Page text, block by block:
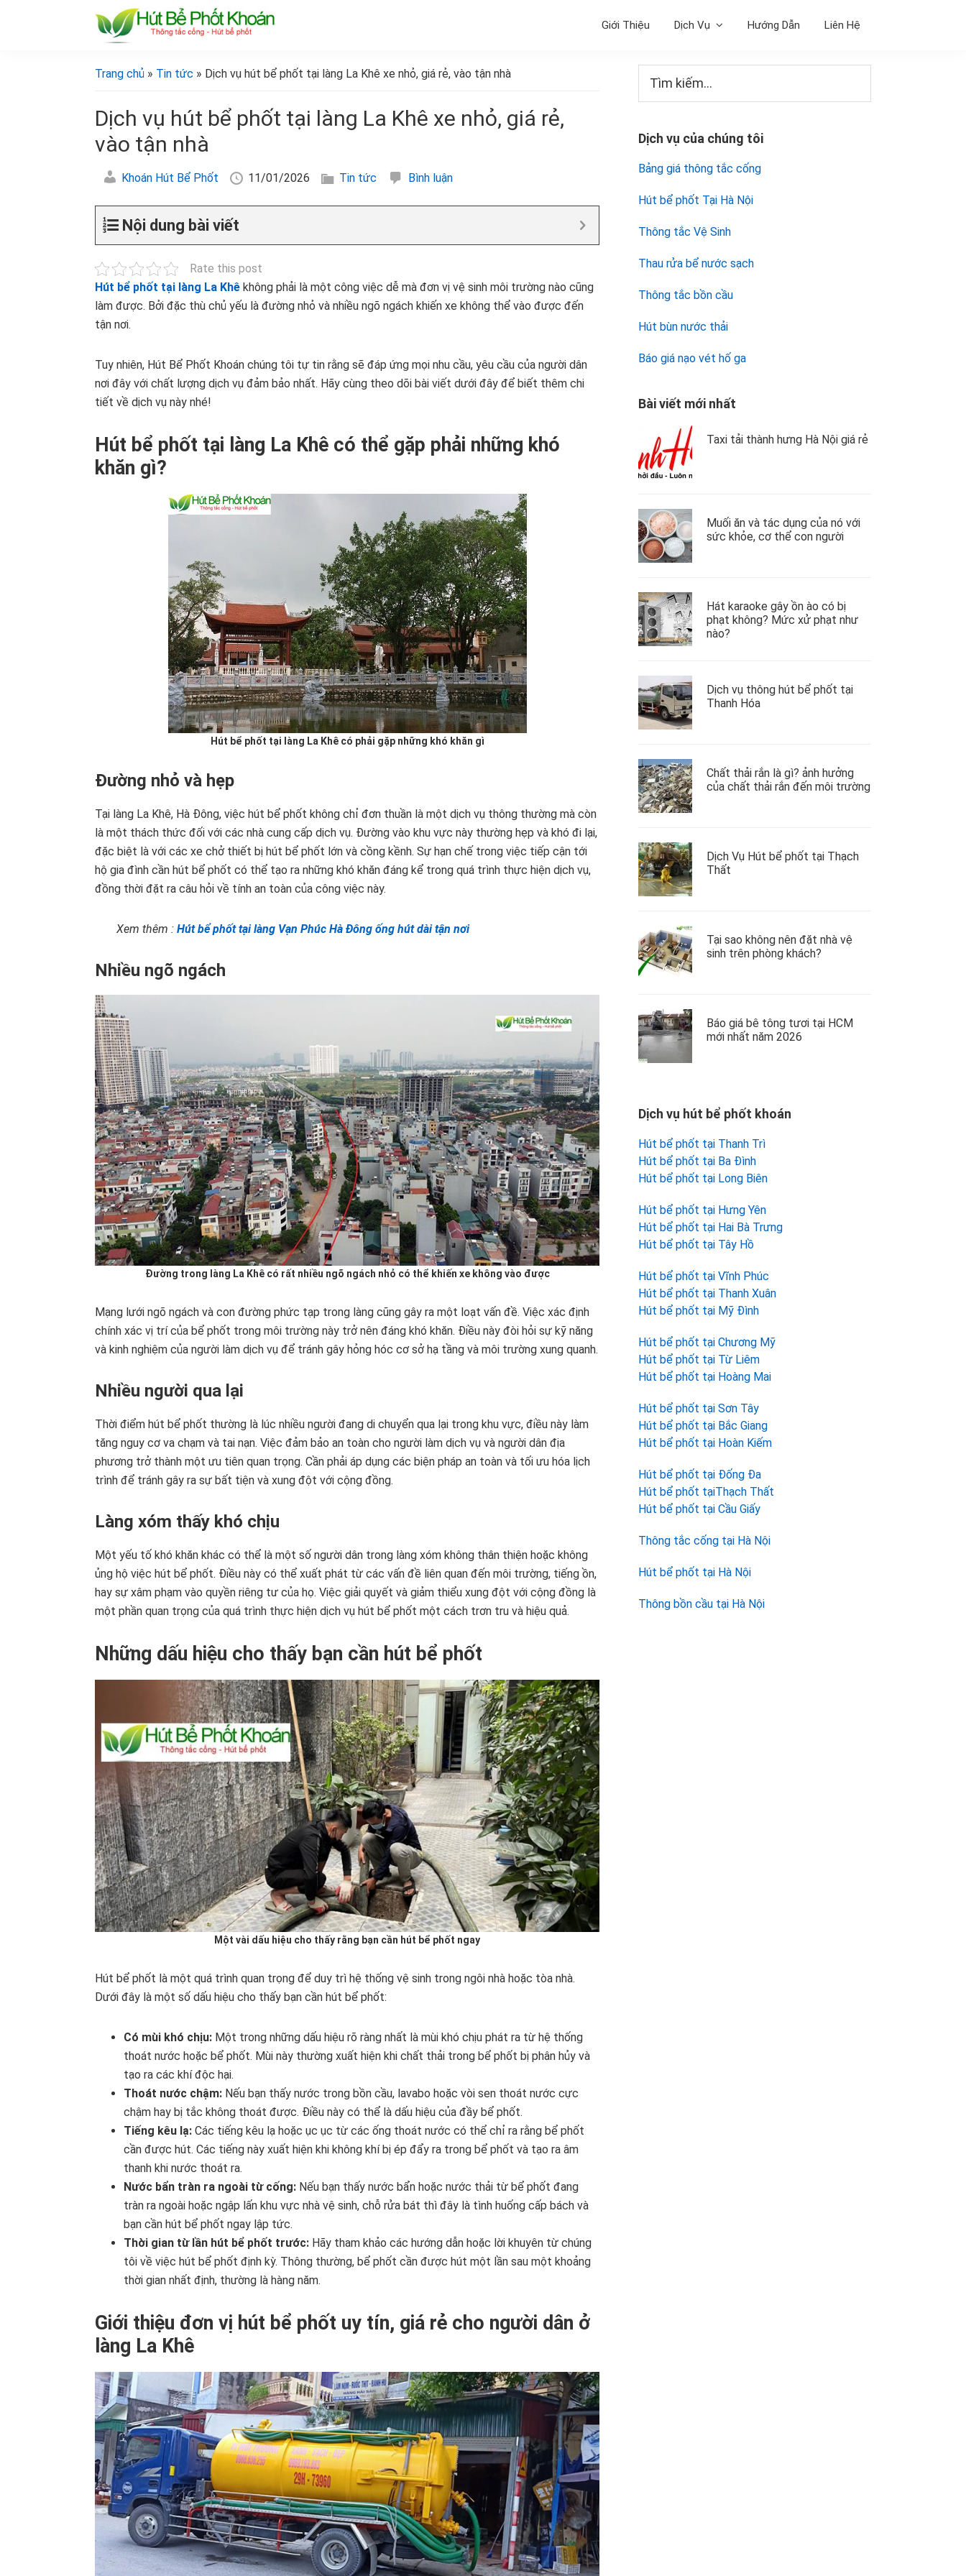
bể
phốt
bể
khoán]
Giới Thiệu Dịch Vụ Hướng Dẫn Liên Hệ
Trang chủ » Tin tức » Dịch vụ hút bể phốt tại làng La Khê xe nhỏ, giá rẻ, vào tận nhà
Dịch vụ hút bể phốt tại làng La Khê xe nhỏ, giá rẻ,
vào tận nhà
Khoán Hút Bể Phốt 11/01/2026 Tin tức Bình luận
Nội dung bài viết
Rate this post
Hút bể phốt tại làng La Khê không phải là một công việc dễ mà đơn vị vệ sinh môi trường nào cũng
làm được. Bởi đặc thù chủ yếu là đường nhỏ và nhiều ngõ ngách khiến xe không thể vào được đến
tận nơi.
Tuy nhiên, Hút Bể Phốt Khoán chúng tôi tự tin rằng sẽ đáp ứng mọi nhu cầu, yêu cầu của người dân
nơi đây với chất lượng dịch vụ đảm bảo nhất. Hãy cùng theo dõi bài viết dưới đây để biết thêm chi
tiết về dịch vụ này nhé!
Hút bể phốt tại làng La Khê có thể gặp phải những khó
khăn gì?
Hút bể phốt tại làng La Khê có phải gặp những khó khăn gì
Đường nhỏ và hẹp
Tại làng La Khê, Hà Đông, việc hút bể phốt không chỉ đơn thuần là một dịch vụ thông thường mà còn
là một thách thức đối với các nhà cung cấp dịch vụ. Đường vào khu vực này thường hẹp và khó đi lại,
đặc biệt là với các xe chở thiết bị hút bể phốt lớn và cồng kềnh. Sự hạn chế trong việc tiếp cận tới
hộ gia đình cần hút bể phốt có thể tạo ra những khó khăn đáng kể trong quá trình thực hiện dịch vụ,
đồng thời đặt ra câu hỏi về tính an toàn của công việc này.
Xem thêm : Hút bể phốt tại làng Vạn Phúc Hà Đông ống hút dài tận nơi
Nhiều ngõ ngách
Đường trong làng La Khê có rất nhiều ngõ ngách nhỏ có thể khiến xe không vào được
Mạng lưới ngõ ngách và con đường phức tạp trong làng cũng gây ra một loạt vấn đề. Việc xác định
chính xác vị trí của bể phốt trong môi trường này trở nên đáng khó khăn. Điều này đòi hỏi sự kỹ năng
và kinh nghiệm của người làm dịch vụ để tránh gây hỏng hóc cơ sở hạ tầng và môi trường xung quanh.
Nhiều người qua lại
Thời điểm hút bể phốt thường là lúc nhiều người đang di chuyển qua lại trong khu vực, điều này làm
tăng nguy cơ va chạm và tai nạn. Việc đảm bảo an toàn cho người làm dịch vụ và người dân địa
phương trở thành một ưu tiên quan trọng. Cần phải áp dụng các biện pháp an toàn và tối ưu hóa lịch
trình để tránh gây ra sự bất tiện và xung đột với cộng đồng.
Làng xóm thấy khó chịu
Một yếu tố khó khăn khác có thể là một số người dân trong làng xóm không thân thiện hoặc không
ủng hộ việc hút bể phốt. Điều này có thể xuất phát từ các vấn đề liên quan đến môi trường, tiếng ồn,
hay sự xâm phạm vào quyền riêng tư của họ. Việc giải quyết và giảm thiểu xung đột với cộng đồng là
một phần quan trọng của quá trình thực hiện dịch vụ hút bể phốt một cách trơn tru và hiệu quả.
Những dấu hiệu cho thấy bạn cần hút bể phốt
Một vài dấu hiệu cho thấy rằng bạn cần hút bể phốt ngay
Hút bể phốt là một quá trình quan trọng để duy trì hệ thống vệ sinh trong ngôi nhà hoặc tòa nhà.
Dưới đây là một số dấu hiệu cho thấy bạn cần hút bể phốt:
Có mùi khó chịu: Một trong những dấu hiệu rõ ràng nhất là mùi khó chịu phát ra từ hệ thống
thoát nước hoặc bể phốt. Mùi này thường xuất hiện khi chất thải trong bể phốt bị phân hủy và
tạo ra các khí độc hại.
Thoát nước chậm: Nếu bạn thấy nước trong bồn cầu, lavabo hoặc vòi sen thoát nước cực
chậm hay bị tắc không thoát được. Điều này có thể là dấu hiệu của đầy bể phốt.
Tiếng kêu lạ: Các tiếng kêu lạ hoặc ục ục từ các ống thoát nước có thể chỉ ra rằng bể phốt
cần được hút. Các tiếng này xuất hiện khi không khí bị ép đẩy ra trong bể phốt và tạo ra âm
thanh khi nước thoát ra.
Nước bẩn tràn ra ngoài từ cống: Nếu bạn thấy nước bẩn hoặc nước thải từ bể phốt đang
tràn ra ngoài hoặc ngập lấn khu vực nhà vệ sinh, chỗ rửa bát thì đây là tình huống cấp bách và
bạn cần hút bể phốt ngay lập tức.
Thời gian từ lần hút bể phốt trước: Hãy tham khảo các hướng dẫn hoặc lời khuyên từ chúng
tôi về việc hút bể phốt định kỳ. Thông thường, bể phốt cần được hút một lần sau một khoảng
thời gian nhất định, thường là hàng năm.
Giới thiệu đơn vị hút bể phốt uy tín, giá rẻ cho người dân ở
làng La Khê
Sidebar
chính
kiếm...
Dịch vụ của chúng tôi
Bảng giá thông tắc cống
Hút bể phốt Tại Hà Nội
Thông tắc Vệ Sinh
Thau rửa bể nước sạch
Thông tắc bồn cầu
Hút bùn nước thải
Báo giá nạo vét hố ga
Bài viết mới nhất
Taxi tải thành hưng Hà Nội giá rẻ
Muối ăn và tác dụng của nó với
sức khỏe, cơ thể con người
Hát karaoke gây ồn ào có bị
phạt không? Mức xử phạt như
nào?
Dịch vụ thông hút bể phốt tại
Thanh Hóa
Chất thải rắn là gì? ảnh hưởng
của chất thải rắn đến môi trường
Dịch Vụ Hút bể phốt tại Thạch
Thất
Tại sao không nên đặt nhà vệ
sinh trên phòng khách?
Báo giá bê tông tươi tại HCM
mới nhất năm 2026
Dịch vụ hút bể phốt khoán
Hút bể phốt tại Thanh Trì
Hút bể phốt tại Ba Đình
Hút bể phốt tại Long Biên
Hút bể phốt tại Hưng Yên
Hút bể phốt tại Hai Bà Trưng
Hút bể phốt tại Tây Hồ
Hút bể phốt tại Vĩnh Phúc
Hút bể phốt tại Thanh Xuân
Hút bể phốt tại Mỹ Đình
Hút bể phốt tại Chương Mỹ
Hút bể phốt tại Từ Liêm
Hút bể phốt tại Hoàng Mai
Hút bể phốt tại Sơn Tây
Hút bể phốt tại Bắc Giang
Hút bể phốt tại Hoàn Kiếm
Hút bể phốt tại Đống Đa
Hút bể phốt tạiThạch Thất
Hút bể phốt tại Cầu Giấy
Thông tắc cống tại Hà Nội
Hút bể phốt tại Hà Nội
Thông bồn cầu tại Hà Nội